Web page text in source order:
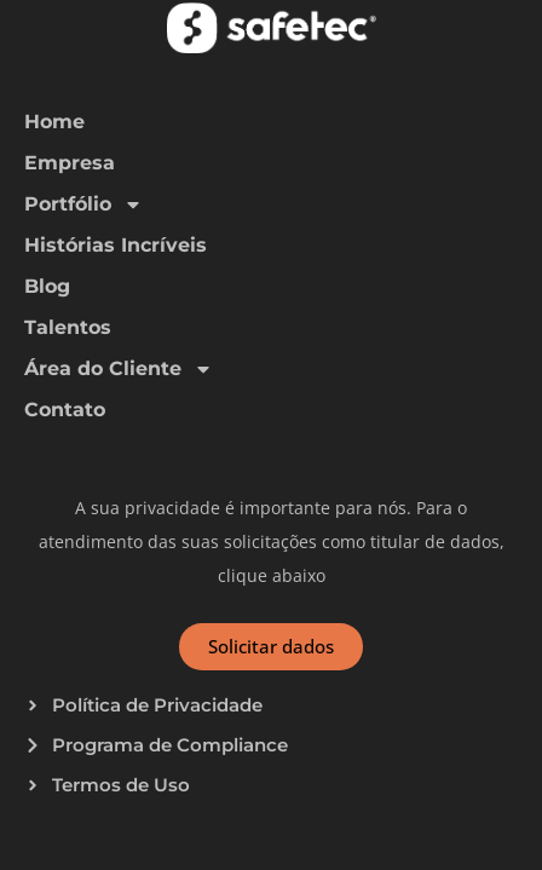
Home
Empresa
Portfólio
Histórias Incríveis
Blog
Talentos
Área do Cliente
Contato
A sua privacidade é importante para nós. Para o
atendimento das suas solicitações como titular de dados,
clique abaixo
Solicitar dados
Política de Privacidade
Programa de Compliance
Termos de Uso